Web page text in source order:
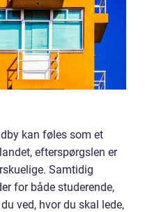
kan føles som et
efterspørgslen er
Samtidig
for både studerende,
ved, hvor du skal lede,